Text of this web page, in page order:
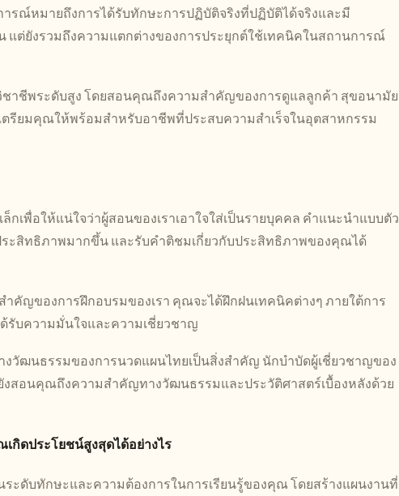
รณ์หมายถึงการได้รับทักษะการปฏิบัติจริงที่ปฏิบัติได้จริงและมี
แต่ยังรวมถึงความแตกต่างของการประยุกต์ใช้เทคนิคในสถานการณ์
ชาชีพระดับสูง โดยสอนคุณถึงความสำคัญของการดูแลลูกค้า สุขอนามัย
รียมคุณให้พร้อมสำหรับอาชีพที่ประสบความสำเร็จในอุตสาหกรรม
กเพื่อให้แน่ใจว่าผู้สอนของเราเอาใจใส่เป็นรายบุคคล คำแนะนำแบบตัว
ะสิทธิภาพมากขึ้น และรับคำติชมเกี่ยวกับประสิทธิภาพของคุณได้
ำคัญของการฝึกอบรมของเรา คุณจะได้ฝึกฝนเทคนิคต่างๆ ภายใต้การ
รับความมั่นใจและความเชี่ยวชาญ
งวัฒนธรรมของการนวดแผนไทยเป็นสิ่งสำคัญ นักบำบัดผู้เชี่ยวชาญของ
งสอนคุณถึงความสำคัญทางวัฒนธรรมและประวัติศาสตร์เบื้องหลังด้วย
กิดประโยชน์สูงสุดได้อย่างไร
ระดับทักษะและความต้องการในการเรียนรู้ของคุณ โดยสร้างแผนงานที่